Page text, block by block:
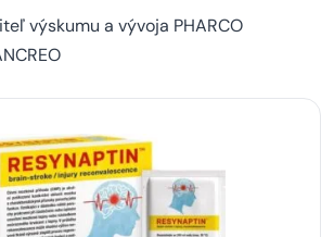
výskumu a vývoja PHARCO